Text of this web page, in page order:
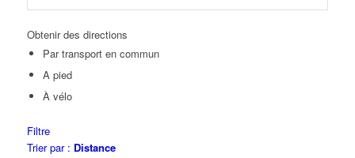
Obtenir des directions
Par transport en commun
A pied
À vélo
Filtre
Trier par : Distance